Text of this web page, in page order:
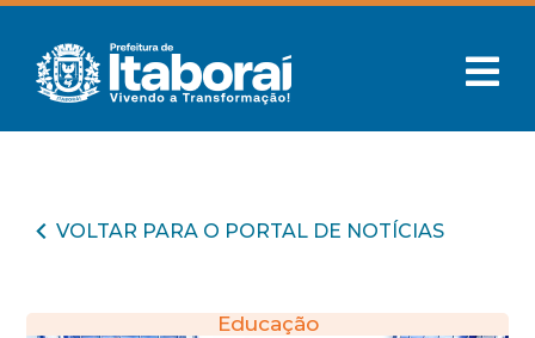
VOLTAR PARA O PORTAL DE NOTÍCIAS
Educação